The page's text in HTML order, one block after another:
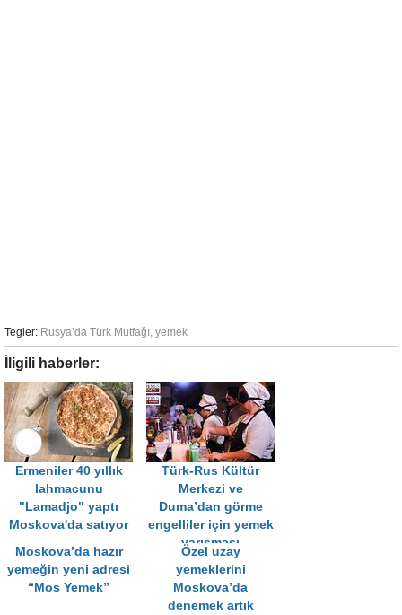
Tegler: Rusya’da Türk Mutfağı, yemek
İligili haberler:
Ermeniler 40 yıllık
lahmacunu
"Lamadjo" yaptı
Moskova'da satıyor
Türk-Rus Kültür
Merkezi ve
Duma’dan görme
engelliler için yemek
yarışması
Moskova’da hazır
yemeğin yeni adresi
“Mos Yemek”
Özel uzay
yemeklerini
Moskova’da
denemek artık